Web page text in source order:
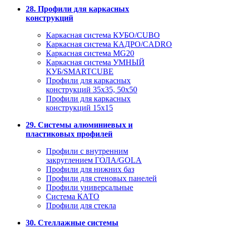
28. Профили для каркасных
конструкций
Каркасная система КУБО/CUBO
Каркасная система КАДРО/CADRO
Каркасная система MG20
Каркасная система УМНЫЙ
КУБ/SMARTCUBE
Профили для каркасных
конструкций 35x35, 50x50
Профили для каркасных
конструкций 15х15
29. Системы алюминиевых и
пластиковых профилей
Профили с внутренним
закруглением ГОЛА/GOLA
Профили для нижних баз
Профили для стеновых панелей
Профили универсальные
Система КАТО
Профили для стекла
30. Стеллажные системы